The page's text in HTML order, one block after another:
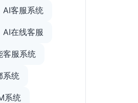
AI客服系统
AI在线客服
客服系统
系统
系统